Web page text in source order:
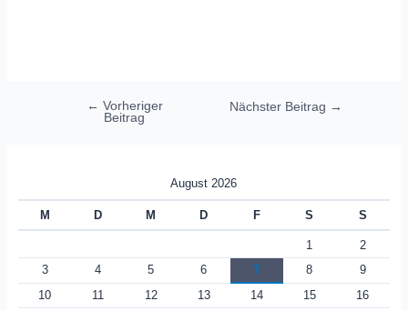
Beitragsnavigation
← Vorheriger
Beitrag
Nächster Beitrag →
August 2026
M D M D F S S
1
2
3
4 5 6 7 8
9
10
11 12 13 14 15
16